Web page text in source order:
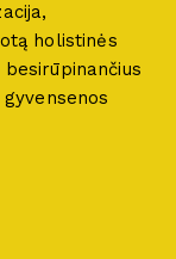
holistinės